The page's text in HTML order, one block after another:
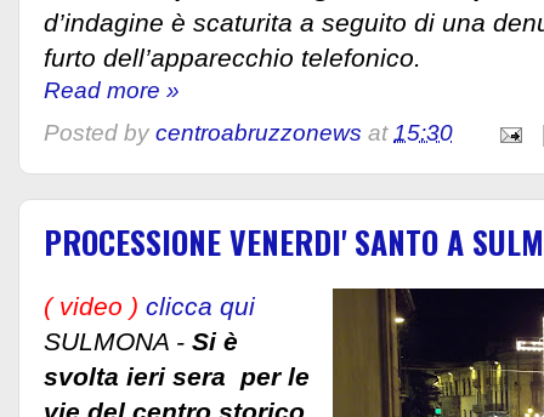
d’indagine è scaturita a seguito di una
furto dell’apparecchio telefonico.
Read more »
Posted by centroabruzzonews at15:30
PROCESSIONE VENERDI' SANTO A
( video ) clicca qui
SULMONA - Si è
svolta ieri sera per le